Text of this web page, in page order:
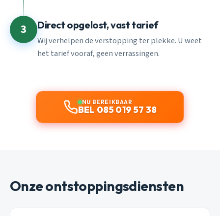
3 Direct opgelost, vast tarief
Wij verhelpen de verstopping ter plekke. U weet
het tarief vooraf, geen verrassingen.
NU BEREIKBAAR
BEL 085 019 57 38
Onze ontstoppingsdiensten